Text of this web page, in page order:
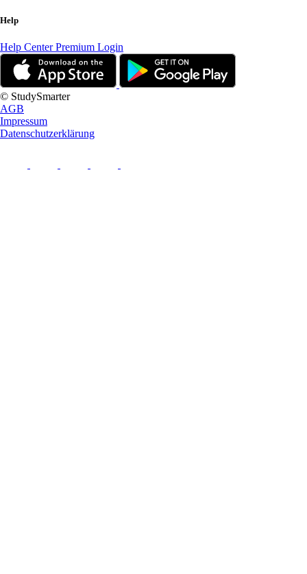
Help
Help CenterPremium Login
© StudySmarter
AGB
Impressum
Datenschutzerklärung